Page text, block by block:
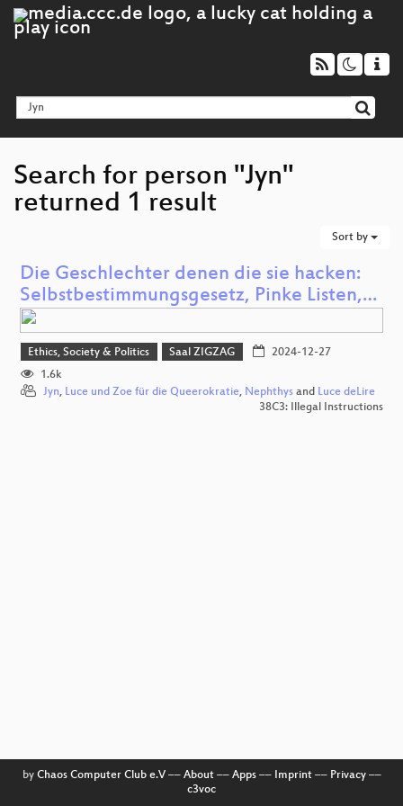
Search for person "Jyn"
returned 1 result
Sort by
Die Geschlechter denen die sie hacken:
Selbstbestimmungsgesetz, Pinke Listen,…
Ethics, Society & Politics Saal ZIGZAG
2024-12-27
1.6k
Jyn, Luce und Zoe für die Queerokratie, Nephthys and Luce deLire
38C3: Illegal Instructions
by Chaos Computer Club e.V–– About–– Apps–– Imprint–– Privacy––
c3voc